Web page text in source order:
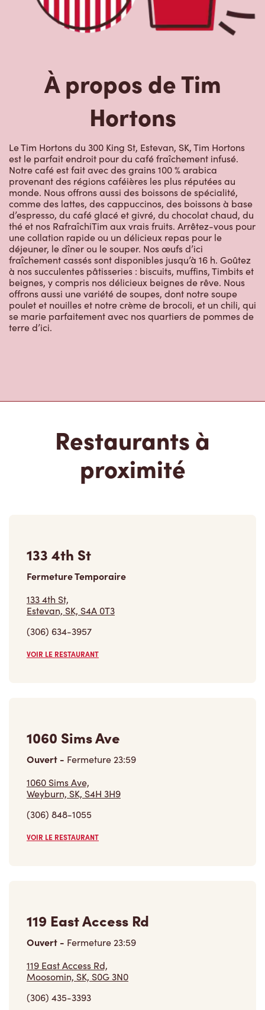
Le Tim Hortons du 300 King St, Estevan, SK, Tim Hortons
est le parfait endroit pour du café fraîchement infusé.
Notre café est fait avec des grains 100 % arabica
comme des lattes, des cappuccinos, des boissons à base
d’espresso, du café glacé et givré, du chocolat chaud, du
thé et nos RafraîchiTim aux vrais fruits. Arrêtez-vous pour
déjeuner, le dîner ou le souper. Nos œufs d’ici
fraîchement cassés sont disponibles jusqu’à 16 h. Goûtez
beignes, y compris nos délicieux beignes de rêve. Nous
offrons aussi une variété de soupes, dont notre soupe
poulet et nouilles et notre crème de brocoli, et un chili, qui
se marie parfaitement avec nos quartiers de pommes de
terre d’ici.
Restaurants à
Fermeture Temporaire
Estevan, SK, S4A 0T3
1060 Sims Ave
Ouvert- Fermeture
1060 Sims Ave,
Weyburn, SK, S4H 3H9
119 East Access Rd
Ouvert -Fermeture
119 East Access Rd,
Moosomin, SK, S0G 3N0
Trouver un restaurant